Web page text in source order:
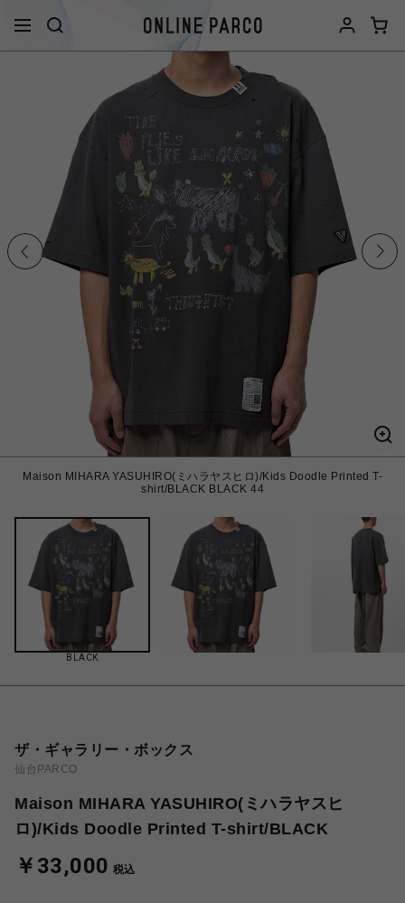
Maison MIHARA YASUHIRO(ミハラヤスヒロ)/Kids Doodle Printed T-
shirt/BLACK BLACK 44
BLACK
ザ・ギャラリー・ボックス
仙台PARCO
Maison MIHARA YASUHIRO(ミハラヤスヒ
ロ)/Kids Doodle Printed T-shirt/BLACK
￥33,000 税込